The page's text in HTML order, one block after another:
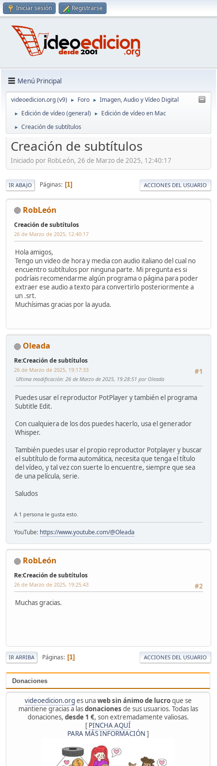
Iniciar sesión Registrarse
Menú Principal
videoedicion.org (v9) ► Foro ► Imagen, Audio y Vídeo Digital
► Edición de vídeo (general) ► Edición de vídeo en Mac
► Creación de subtítulos
Donaciones
videoedicion.org es unaweb sin ánimo de lucroque se
mantiene gracias a lasdonaciones de sus usuarios. Todas las
donaciones, desde 1 €, son extremadamente valiosas.
[ PINCHA AQUÍ
PARA MÁS INFORMACIÓN ]
Creación de subtítulos
Iniciado por RobLeón, 26 de Marzo de 2025, 12:40:17
IR ABAJO Páginas 1 ACCIONES DEL USUARIO
RobLeón
Creación de subtítulos
26 de Marzo de 2025, 12:40:17
Hola amigos,
Tengo un video de hora y media con audio italiano del cual no
encuentro subtítulos por ninguna parte. Mi pregunta es si
podríais recomendarme algún programa o página para poder
extraer ese audio a texto para convertirlo posteriormente a
un .srt.
Muchísimas gracias por la ayuda.
Oleada
Re:Creación de subtítulos
#1
26 de Marzo de 2025, 19:17:33
Ultima modificación: 26 de Marzo de 2025, 19:28:51 por Oleada
Puedes usar el reproductor PotPlayer y también el programa
Subtitle Edit.
Con cualquiera de los dos puedes hacerlo, usa el generador
Whisper.
También puedes usar el propio reproductor Potplayer y buscar
el subtítulo de forma automática, necesita que tenga el título
del vídeo, y tal vez con suerte lo encuentre, siempre que sea
de una película, serie.
Saludos
A 1 persona le gusta esto.
YouTube: https://www.youtube.com/@Oleada
RobLeón
Re:Creación de subtítulos
#2
26 de Marzo de 2025, 19:25:43
Muchas gracias.
IR ARRIBA Páginas 1 ACCIONES DEL USUARIO